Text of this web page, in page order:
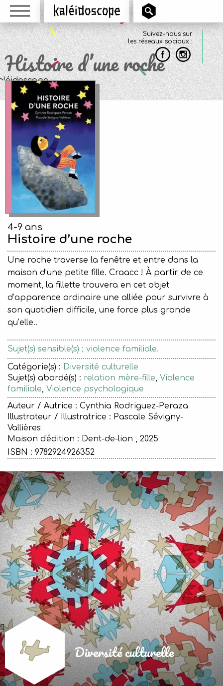
Menu Kaléidoscope
Suivez-nous sur
les réseaux sociaux :
Histoire d’une roche
4-9 ans
Histoire d’une roche
Une roche traverse la fenêtre et entre dans la
maison d’une petite fille. Craacc ! À partir de ce
moment, la fillette trouvera en cet objet
d’apparence ordinaire une alliée pour survivre à
son quotidien difficile, une force plus grande
qu’elle..
Sujet(s) sensible(s) ; violence familiale.
Catégorie(s) : Diversité culturelle
Sujet(s) abordé(s) : relation mère-fille, Violence
familiale, Violence psychologique
Auteur / Autrice : Cynthia Rodriguez-Peraza
Illustrateur / Illustratrice : Pascale Sévigny-
Vallières
Maison d'édition : Dent-de-lion , 2025
ISBN : 9782924926352
Diversité culturelle